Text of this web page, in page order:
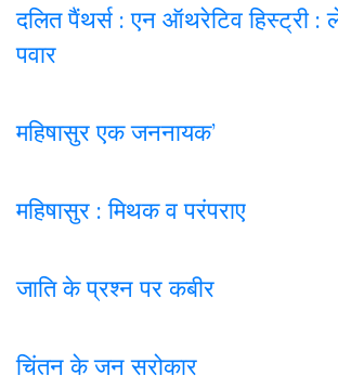
दलित पैंथर्स : एन ऑथरेटिव हिस्ट्री
पवार
महिषासुर एक जननायक’
महिषासुर : मिथक व परंपराए
जाति के प्रश्न पर कबीर
चिंतन के जन सरोकार